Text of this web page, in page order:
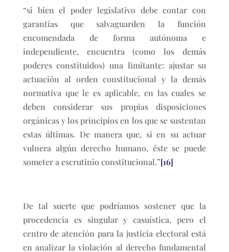
“si bien el poder legislativo debe contar con
garantías que salvaguarden la función
encomendada de forma autónoma e
independiente, encuentra (como los demás
poderes constituidos) una limitante: ajustar su
actuación al orden constitucional y la demás
normativa que le es aplicable, en las cuales se
deben considerar sus propias disposiciones
orgánicas y los principios en los que se sustentan
estas últimas. De manera que, si en su actuar
vulnera algún derecho humano, éste se puede
someter a escrutinio constitucional.”[16]
De tal suerte que podríamos sostener que la
procedencia es singular y casuística, pero el
centro de atención para la justicia electoral está
en analizar la violación al derecho fundamental